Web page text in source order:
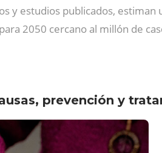
y estudios publicados,
2050 cercano al millón de
prevención y